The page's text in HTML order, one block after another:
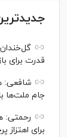
قدرت برای
شافعی:
جام ملت‌ها
رحمتی:
برای